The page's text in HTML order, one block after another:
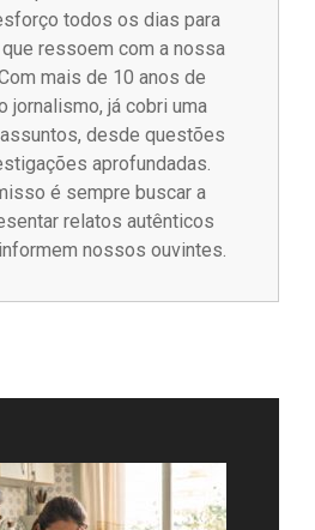
todos os dias para
ressoem com a nossa
mais de 10 anos de
jornalismo, já cobri uma
desde questões
aprofundadas.
é sempre buscar a
relatos autênticos
nossos ouvintes.